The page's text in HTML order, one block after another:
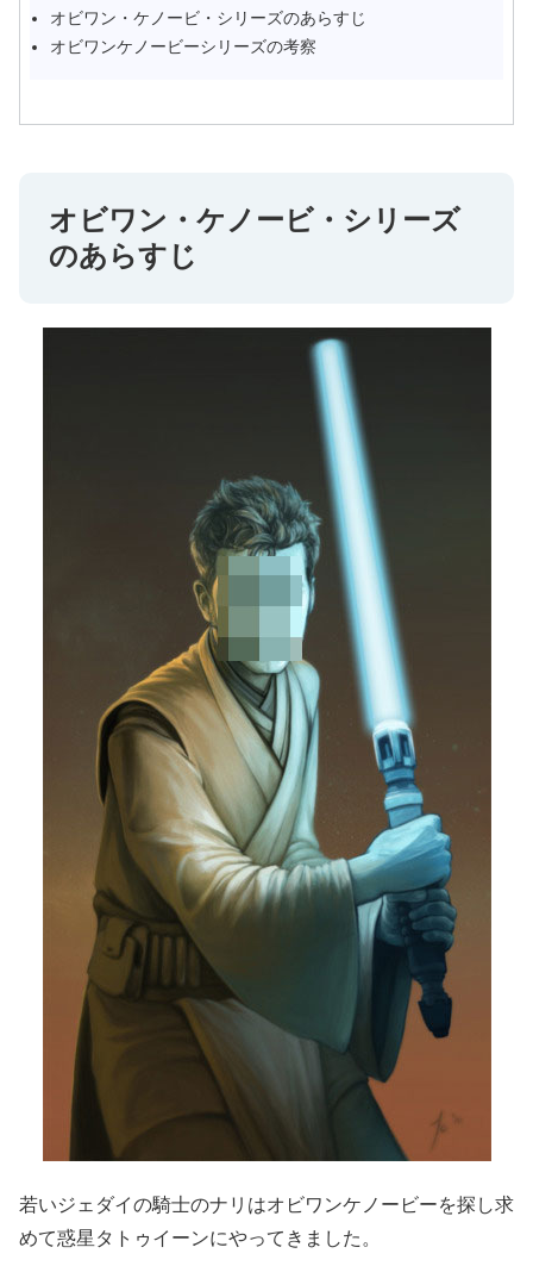
オビワン・ケノービ・シリーズのあらすじ
オビワンケノービーシリーズの考察
オビワン・ケノービ・シリーズ
のあらすじ
若いジェダイの騎士のナリはオビワンケノービーを探し求
めて惑星タトゥイーンにやってきました。